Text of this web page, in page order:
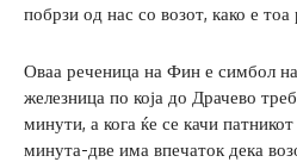
побрзи од нас со возот, како е тоа
Оваа реченица на Фин е симбол на
железница по која до Драчево
минути, а кога ќе се качи
минута-две има впечаток дека